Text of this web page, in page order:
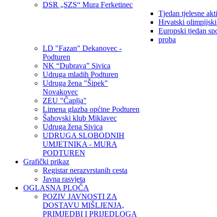
DSR „SZS“ Mura Ferketinec
Tjedan tjelesne
Hrvatski olimpijski
Europski tjedan
proba
LD "Fazan" Dekanovec -
Podturen
NK “Dubrava” Sivica
Udruga mladih Podturen
Udruga žena "Šipek"
Novakovec
ZEU "Čaplja"
Limena glazba općine Podturen
Šahovski klub Miklavec
Udruga žena Sivica
UDRUGA SLOBODNIH
UMJETNIKA - MURA
PODTUREN
Grafički prikaz
Registar nerazvrstanih cesta
Javna rasvjeta
OGLASNA PLOČA
POZIV JAVNOSTI ZA
DOSTAVU MIŠLJENJA,
PRIMJEDBI I PRIJEDLOGA